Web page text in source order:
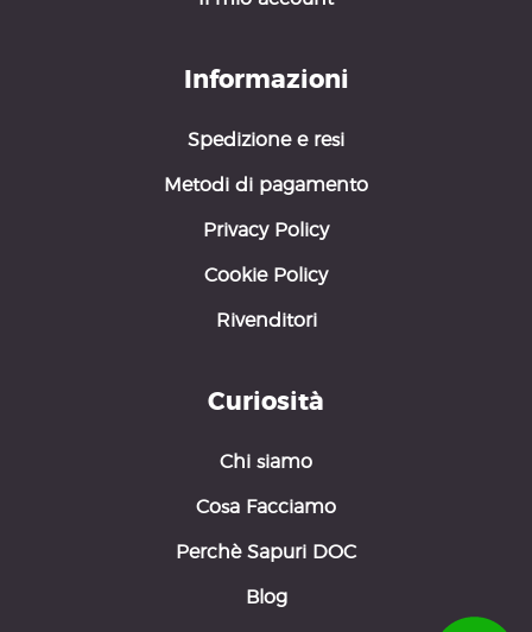
Informazioni
Spedizione e resi
Metodi di pagamento
Privacy Policy
Cookie Policy
Rivenditori
Curiosità
Chi siamo
Cosa Facciamo
Perchè Sapuri DOC
Blog